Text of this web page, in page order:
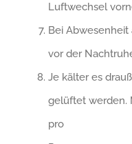
Luftwechsel
Bei Abwesenheit
vor der
Je kälter es
gelüftet werden.
pro